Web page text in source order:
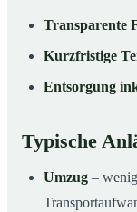
Transparente
Kurzfristige
Entsorgung
Typische
Umzug –